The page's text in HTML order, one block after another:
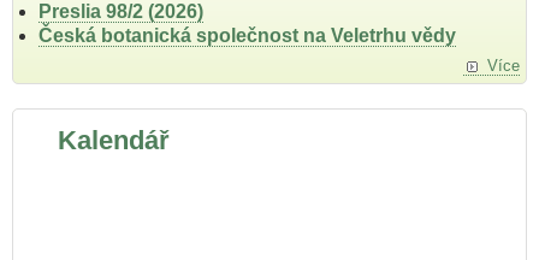
Preslia 98/2 (2026)
Česká botanická společnost na Veletrhu vědy
Více
Kalendář